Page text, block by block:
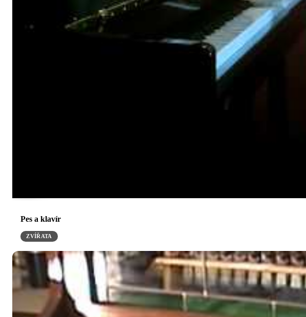
Pes a klavír
ZVÍŘATA